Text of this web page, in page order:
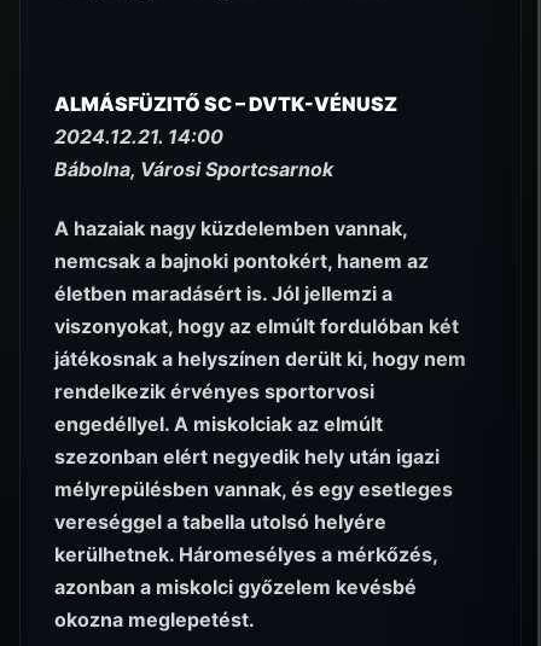
ALMÁSFÜZITŐ SC – DVTK-VÉNUSZ
2024.12.21. 14:00
Bábolna, Városi Sportcsarnok
A hazaiak nagy küzdelemben vannak,
nemcsak a bajnoki pontokért, hanem az
életben maradásért is. Jól jellemzi a
viszonyokat, hogy az elmúlt fordulóban két
játékosnak a helyszínen derült ki, hogy nem
rendelkezik érvényes sportorvosi
engedéllyel. A miskolciak az elmúlt
szezonban elért negyedik hely után igazi
mélyrepülésben vannak, és egy esetleges
vereséggel a tabella utolsó helyére
kerülhetnek. Háromesélyes a mérkőzés,
azonban a miskolci győzelem kevésbé
okozna meglepetést.